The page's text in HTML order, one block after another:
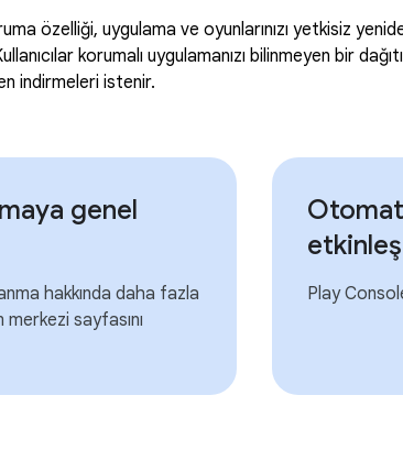
özelliği, uygulama ve oyunlarınızı yetkisiz
korumalı uygulamanızı bilinmeyen bir
indirmeleri istenir.
genel
hakkında daha fazla
sayfasını
Play